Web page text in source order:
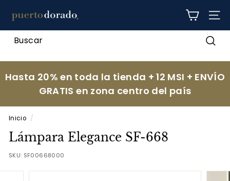
directamente
contenido
p
u
e
r
t
o
r
a
d
o
Hasta 20% en toda la tienda + 12 MSI + ENVÍO
GRATIS en zona centro del país
Inicio /
Lámpara Elegance SF-668
SKU: SF00668000